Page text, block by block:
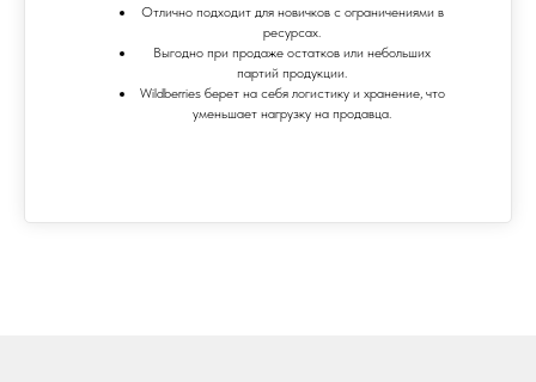
Отлично подходит для новичков с ограничениями в
ресурсах.
Выгодно при продаже остатков или небольших
партий продукции.
Wildberries берет на себя логистику и хранение, что
уменьшает нагрузку на продавца.